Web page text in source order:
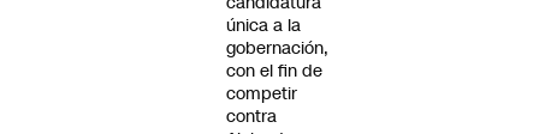
única a la
gobernación,
con el fin de
competir
contra